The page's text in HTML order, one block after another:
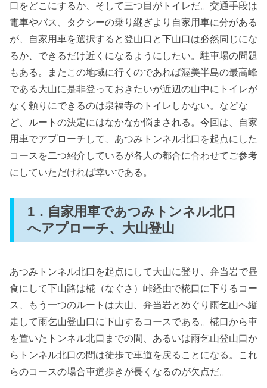
口をどこにするか、そして三つ目がトイレだ。交通手段は
電車やバス、タクシーの乗り継ぎより自家用車に分がある
が、自家用車を選択すると登山口と下山口は必然同じにな
るか、できるだけ近くになるようにしたい。駐車場の問題
もある。またこの地域に行くのであれば渥美半島の最高峰
である大山に是非登っておきたいが近辺の山中にトイレが
なく頼りにできるのは泉福寺のトイレしかない。などな
ど、ルートの決定にはなかなか悩まされる。今回は、自家
用車でアプローチして、あつみトンネル北口を起点にした
コースを二つ紹介しているが各人の都合に合わせてご参考
にしていただければ幸いである。
1．自家用車であつみトンネル北口
へアプローチ、大山登山
あつみトンネル北口を起点にして大山に登り、弁当岩で昼
食にして下山路は椛（なぐさ）峠経由で椛口に下りるコー
ス、もう一つのルートは大山、弁当岩とめぐり雨乞山へ縦
走して雨乞山登山口に下山するコースである。椛口から車
を置いたトンネル北口までの間、あるいは雨乞山登山口か
らトンネル北口の間は徒歩で車道を戻ることになる。これ
らのコースの場合車道歩きが長くなるのが欠点だ。